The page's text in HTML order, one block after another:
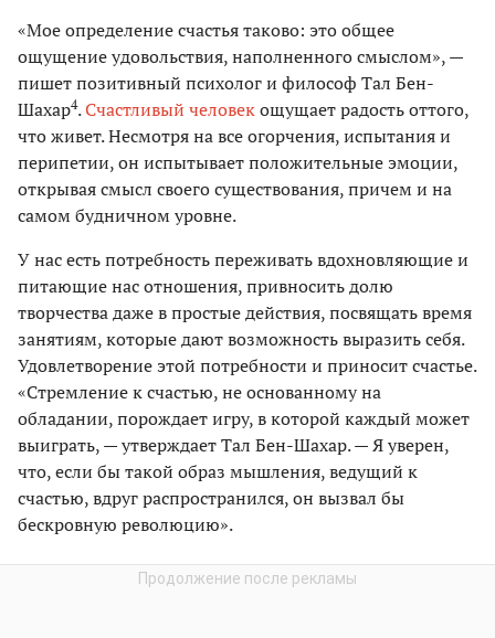
«Мое определение счастья таково: это общее
ощущение удовольствия, наполненного смыслом», —
пишет позитивный психолог и философ Тал Бен-
Шахар4.Счастливый человекощущает радость оттого,
что живет. Несмотря на все огорчения, испытания и
перипетии, он испытывает положительные эмоции,
открывая смысл своего существования, причем и на
самом будничном уровне.
У нас есть потребность переживать вдохновляющие и
питающие нас отношения, привносить долю
творчества даже в простые действия, посвящать время
занятиям, которые дают возможность выразить себя.
Удовлетворение этой потребности и приносит счастье.
«Стремление к счастью, не основанному на
обладании, порождает игру, в которой каждый может
выиграть, — утверждает Тал Бен-Шахар. — Я уверен,
что, если бы такой образ мышления, ведущий к
счастью, вдруг распространился, он вызвал бы
бескровную революцию».